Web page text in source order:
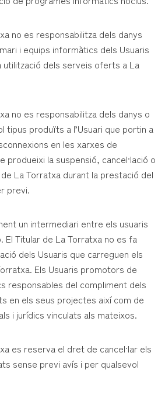
no es responsabilitza dels danys
i equips informàtics dels Usuaris
dels serveis oferts a La
no es responsabilitza dels danys o
tipus produïts a l’Usuari que portin a
en les xarxes de
produeixi la suspensió, cancel·lació o
La Torratxa durant la prestació del
previ.
un intermediari entre els usuaris
El Titular de La Torratxa no es fa
dels Usuaris que carreguen els
Els Usuaris promotors de
responsables del compliment dels
en els seus projectes així com de
i jurídics vinculats als mateixos.
es reserva el dret de cancel·lar els
sense previ avís i per qualsevol